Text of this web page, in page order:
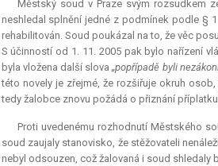
Městský soud v Praze svým rozsudkem
neshledal splnění jedné z podmínek podle §
rehabilitován. Soud poukázal na to, že věc
S účinností od 1. 11. 2005 pak bylo nařízení
byla vložena další slova„popřípadě byli
této novely je zřejmé, že rozšiřuje okruh
tedy žalobce znovu požádá o přiznání
Proti uvedenému rozhodnutí Městského
soud zaujaly stanovisko, že stěžovateli
nebyl odsouzen, což žalovaná i soud shledaly